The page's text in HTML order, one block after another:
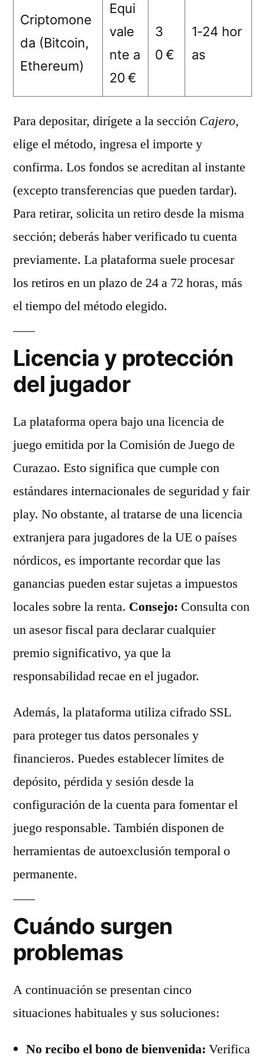
Criptomone
da (Bitcoin,
Ethereum)
Equi
vale
nte a
20 €
3
0 €
1‑24 hor
as
Para depositar, dirígete a la sección Cajero,
elige el método, ingresa el importe y
confirma. Los fondos se acreditan al instante
(excepto transferencias que pueden tardar).
Para retirar, solicita un retiro desde la misma
sección; deberás haber verificado tu cuenta
previamente. La plataforma suele procesar
los retiros en un plazo de 24 a 72 horas, más
el tiempo del método elegido.
Licencia y protección
del jugador
La plataforma opera bajo una licencia de
juego emitida por la Comisión de Juego de
Curazao. Esto significa que cumple con
estándares internacionales de seguridad y fair
play. No obstante, al tratarse de una licencia
extranjera para jugadores de la UE o países
nórdicos, es importante recordar que las
ganancias pueden estar sujetas a impuestos
locales sobre la renta. Consejo: Consulta con
un asesor fiscal para declarar cualquier
premio significativo, ya que la
responsabilidad recae en el jugador.
Además, la plataforma utiliza cifrado SSL
para proteger tus datos personales y
financieros. Puedes establecer límites de
depósito, pérdida y sesión desde la
configuración de la cuenta para fomentar el
juego responsable. También disponen de
herramientas de autoexclusión temporal o
permanente.
Cuándo surgen
problemas
A continuación se presentan cinco
situaciones habituales y sus soluciones:
No recibo el bono de bienvenida: Verifica